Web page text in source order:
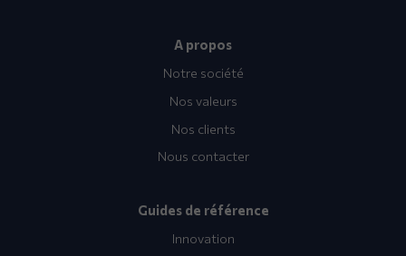
A propos
Notre société
Nos valeurs
Nos clients
Nous contacter
Guides de référence
Innovation